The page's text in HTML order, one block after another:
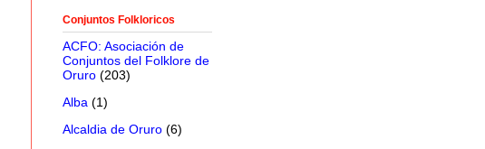
Conjuntos Folkloricos
ACFO: Asociación de
Conjuntos del Folklore de
Oruro (203)
Alba (1)
Alcaldia de Oruro (6)